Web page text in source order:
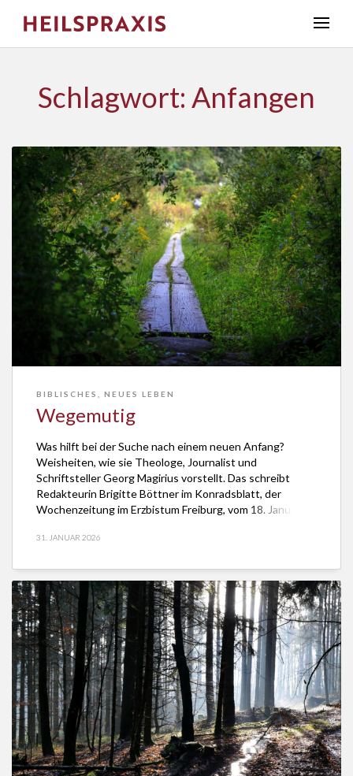
Schlagwort: Anfangen
BIBLISCHES NEUES LEBEN
Wegemutig
Was hilft bei der Suche nach einem neuen Anfang?
Weisheiten, wie sie Theologe, Journalist und
Schriftsteller Georg Magirius vorstellt. Das schreibt
Redakteurin Brigitte Böttner im Konradsblatt, der
Wochenzeitung im Erzbistum Freiburg, vom 18. Januar
seien „Ermutigungen fürs Anfangen, für lähmende
31. JANUAR 2026